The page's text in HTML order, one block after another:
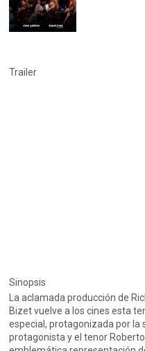
Trailer
Sinopsis
La aclamada producción de
Bizet vuelve a los cines esta
especial, protagonizada por la
protagonista y el tenor